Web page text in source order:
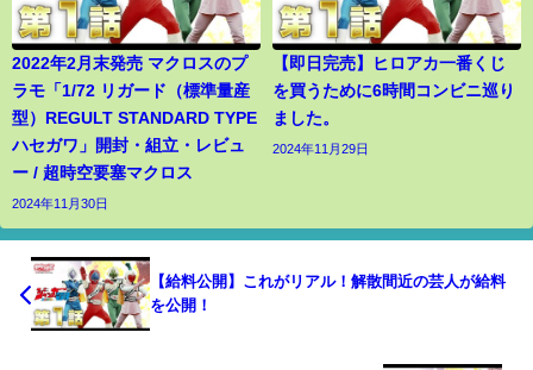
2022年2月末発売 マクロスのプ
ラモ「1/72 リガード（標準量産
型）REGULT STANDARD TYPE
ハセガワ」開封・組立・レビュ
ー / 超時空要塞マクロス
2024年11月30日
【即日完売】ヒロアカ一番くじ
を買うために6時間コンビニ巡り
ました。
2024年11月29日
【給料公開】これがリアル！解散間近の芸人が給料
を公開！